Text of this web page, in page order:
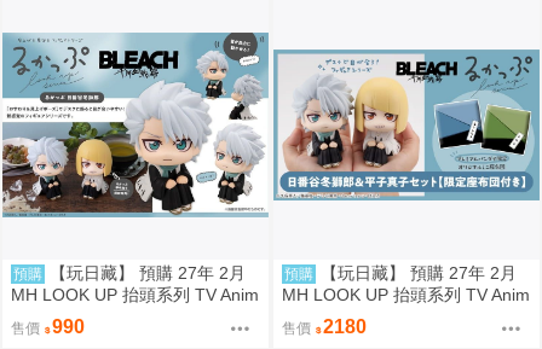
預購
【玩日藏】 預購 27年 2月
MH LOOK UP 抬頭系列 TV Anim
e BLEACH 死神 千年血戰篇 日番
谷冬獅郎 抬頭公仔 代理版
售價 990
預購
【玩日藏】 預購 27年 2月
MH LOOK UP 抬頭系列 TV Anim
e BLEACH 死神 千年血戰篇 日番
谷冬獅郎 & 平子真子 抬頭公仔
售價 2180